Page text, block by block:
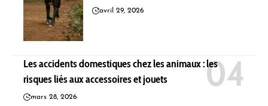
avril 29, 2026
Les accidents domestiques chez les animaux : les
risques liés aux accessoires et jouets
mars 28, 2026